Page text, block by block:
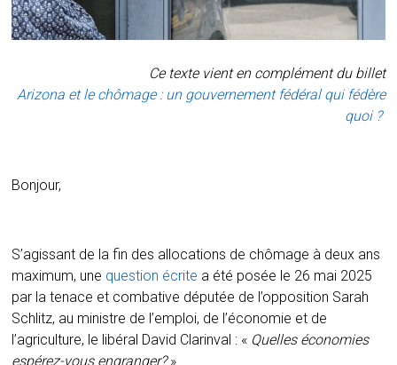
Ce texte vient en complément du billet
Arizona et le chômage : un gouvernement fédéral qui fédère
quoi ?
Bonjour,
S’agissant de la fin des allocations de chômage à deux ans
maximum, une question écrite a été posée le 26 mai 2025
par la tenace et combative députée de l’opposition Sarah
Schlitz, au ministre de l’emploi, de l’économie et de
l’agriculture, le libéral David Clarinval : « Quelles économies
espérez-vous engranger?»